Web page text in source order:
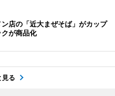
店の「近大まぜそば」がカップ
が商品化
見る